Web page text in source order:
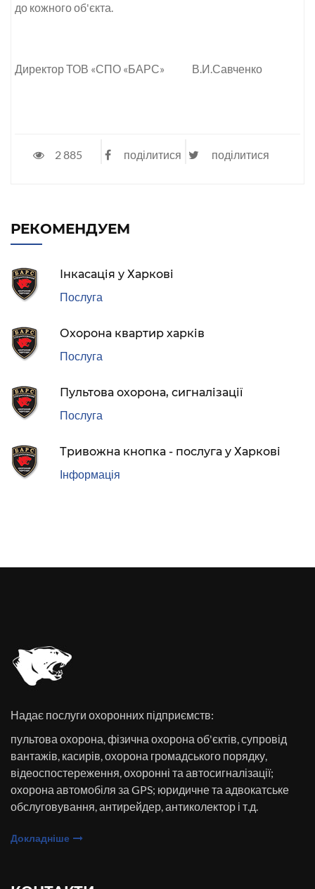
до кожного об'єкта.
Директор ТОВ «СПО «БАРС» В.И.Савченко
2 885 поділитися поділитися
РЕКОМЕНДУЕМ
Інкасація у Харкові
Послуга
Охорона квартир харків
Послуга
Пультова охорона, сигналізації
Послуга
Тривожна кнопка - послуга у Харкові
Інформація
Надає послуги охоронних підприємств:
пультова охорона, фізична охорона об'єктів, супровід
вантажів, касирів, охорона громадського порядку,
відеоспостереження, охоронні та автосигналізації;
охорона автомобіля за GPS; юридичне та адвокатське
обслуговування, антирейдер, антиколектор і т.д.
Докладніше